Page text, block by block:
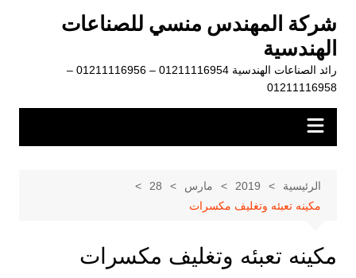
المحتوى
شركة المهندس منسي للصناعات
الهندسية
رائد الصناعات الهندسية 01211116954 – 01211116956 –
01211116958
الرئيسية 2019 مارس
28
مكينه تعبئه وتغليف مكسرات
مكينه تعبئه وتغليف مكسرات